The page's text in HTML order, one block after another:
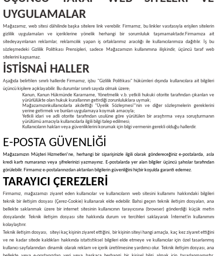
UYGULAMALAR
Mağazamız, web sitesi dâhilinde başka sitelere link verebilir. Firmamız, bu linkler vasıtasıyla erişilen sitelerin
gizlilik uygulamaları ve içeriklerine yönelik herhangi bir sorumluluk taşımamaktadır.Firmamıza ait
sitedeyayınlanan reklamlar, reklamcılık yapan iş ortaklarımız aracılığı ile kullanıcılarımıza dağıtılır. İş bu
sözleşmedeki Gizlilik Politikası Prensipleri, sadece Mağazamızın kullanımına ilişkindir, üçüncü taraf web
sitelerini kapsamaz.
İSTİSNAİ HALLER
Aşağıda belirtilen sınırlı hallerde Firmamız, işbu "Gizlilik Politikası" hükümleri dışında kullanıcılara ait bilgileri
üçüncü kişilere açıklayabilir. Bu durumlar sınırlı sayıda olmak üzere;
Kanun, Kanun Hükmünde Kararname, Yönetmelik v.b. yetkili hukuki otorite tarafından çıkarılan ve
yürürlülükte olan hukuk kurallarının getirdiği zorunluluklara uymak;
Mağazamızınkullanıcılarla akdettiği "Üyelik Sözleşmesi"'nin ve diğer sözleşmelerin gereklerini
yerine getirmek ve bunları uygulamaya koymak amacıyla;
Yetkili idari ve adli otorite tarafından usulüne göre yürütülen bir araştırma veya soruşturmanın
yürütümü amacıyla kullanıcılarla ilgili bilgi talep edilmesi;
Kullanıcıların hakları veya güvenliklerini korumak için bilgi vermenin gerekli olduğu hallerdir.
E-POSTA GÜVENLİĞİ
Mağazamızın Müşteri Hizmetleri’ne, herhangi bir siparişinizle ilgili olarak göndereceğiniz e-postalarda, asla
kredi kartı numaranızı veya şifrelerinizi yazmayınız. E-postalarda yer alan bilgiler üçüncü şahıslar tarafından
görülebilir. Firmamız e-postalarınızdan aktarılan bilgilerin güvenliğini hiçbir koşulda garanti edemez.
TARAYICI ÇEREZLERİ
Firmamız, mağazamızı ziyaret eden kullanıcılar ve kullanıcıların web sitesini kullanımı hakkındaki bilgileri
teknik bir iletişim dosyası (Çerez-Cookie) kullanarak elde edebilir. Bahsi geçen teknik iletişim dosyaları, ana
bellekte saklanmak üzere bir internet sitesinin kullanıcının tarayıcısına (browser) gönderdiği küçük metin
dosyalarıdır. Teknik iletişim dosyası site hakkında durum ve tercihleri saklayarak İnternet'in kullanımını
kolaylaştırır.
Teknik iletişim dosyası, siteyi kaç kişinin ziyaret ettiğini, bir kişinin siteyi hangi amaçla, kaç kez ziyaret ettiğini
ve ne kadar sitede kaldıkları hakkında istatistiksel bilgileri elde etmeye ve kullanıcılar için özel tasarlanmış
kullanıcı sayfalarından dinamik olarak reklam ve içerik üretilmesine yardımcı olur. Teknik iletişim dosyası, ana